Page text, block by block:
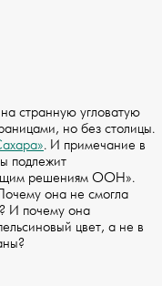
странную угловатую
но без столицы.
. И примечание в
подлежит
решениям ООН».
она не смогла
И почему она
цвет, а не в